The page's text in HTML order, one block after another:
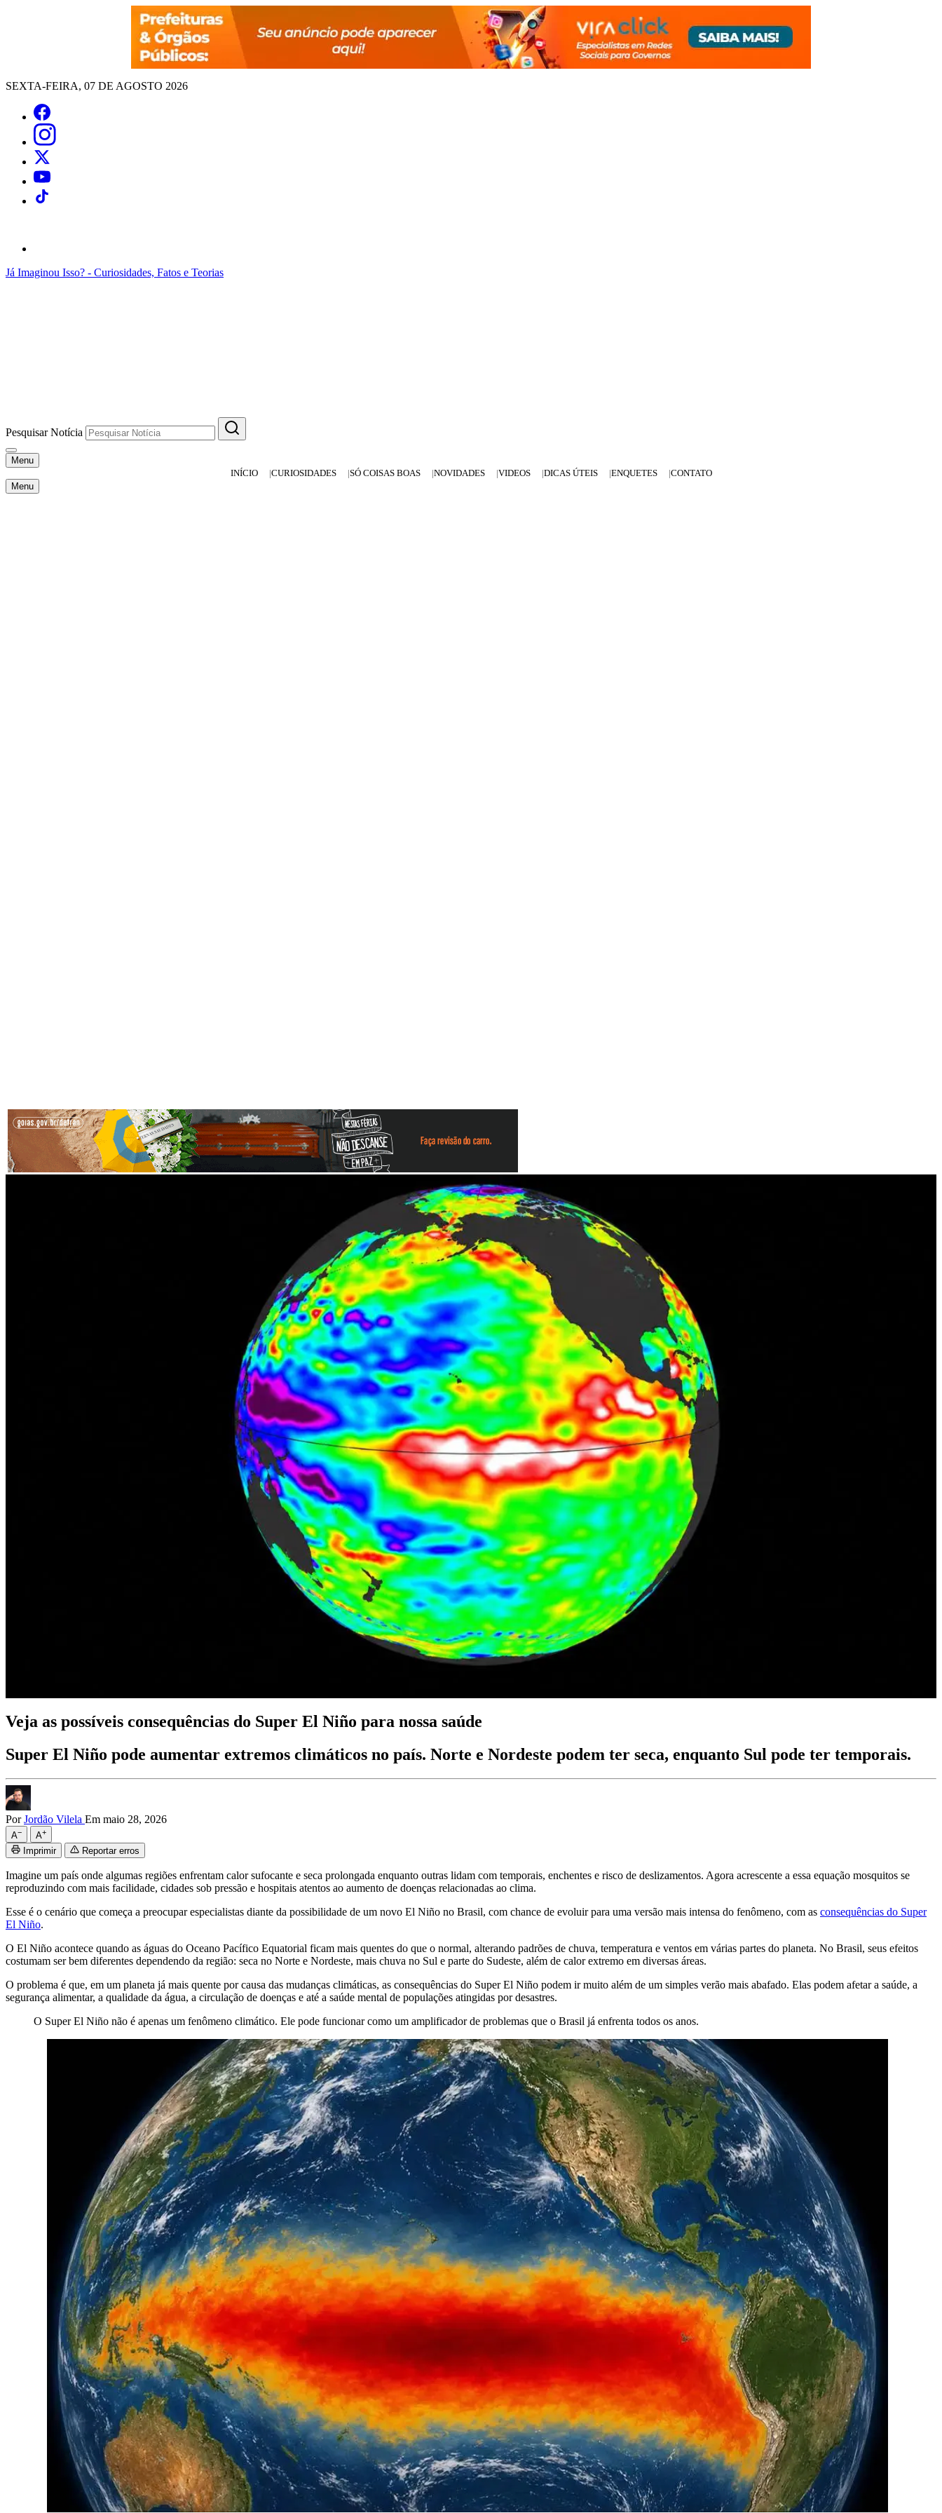
SEXTA-FEIRA, 07 DE AGOSTO 2026
Já Imaginou Isso? - Curiosidades, Fatos e Teorias
Pesquisar Notícia
Menu
INÍCIO
CURIOSIDADES SÓ COISAS BOAS NOVIDADES VIDEOS DICAS ÚTEIS ENQUETES
CONTATO
Menu
Veja as possíveis consequências do Super El Niño para nossa saúde
Super El Niño pode aumentar extremos climáticos no país. Norte e Nordeste podem ter seca, enquanto Sul pode ter temporais.
PorJordão Vilela Em maio 28, 2026
A− A+
Imprimir Reportar erros
Imagine um país onde algumas regiões enfrentam calor sufocante e seca prolongada enquanto outras lidam com temporais, enchentes e risco de deslizamentos. Agora acrescente a essa equação mosquitos se
reproduzindo com mais facilidade, cidades sob pressão e hospitais atentos ao aumento de doenças relacionadas ao clima.
Esse é o cenário que começa a preocupar especialistas diante da possibilidade de um novo El Niño no Brasil, com chance de evoluir para uma versão mais intensa do fenômeno, com as consequências do Super
El Niño.
O El Niño acontece quando as águas do Oceano Pacífico Equatorial ficam mais quentes do que o normal, alterando padrões de chuva, temperatura e ventos em várias partes do planeta. No Brasil, seus efeitos
costumam ser bem diferentes dependendo da região: seca no Norte e Nordeste, mais chuva no Sul e parte do Sudeste, além de calor extremo em diversas áreas.
O problema é que, em um planeta já mais quente por causa das mudanças climáticas, as consequências do Super El Niño podem ir muito além de um simples verão mais abafado. Elas podem afetar a saúde, a
segurança alimentar, a qualidade da água, a circulação de doenças e até a saúde mental de populações atingidas por desastres.
O Super El Niño não é apenas um fenômeno climático. Ele pode funcionar como um amplificador de problemas que o Brasil já enfrenta todos os anos.